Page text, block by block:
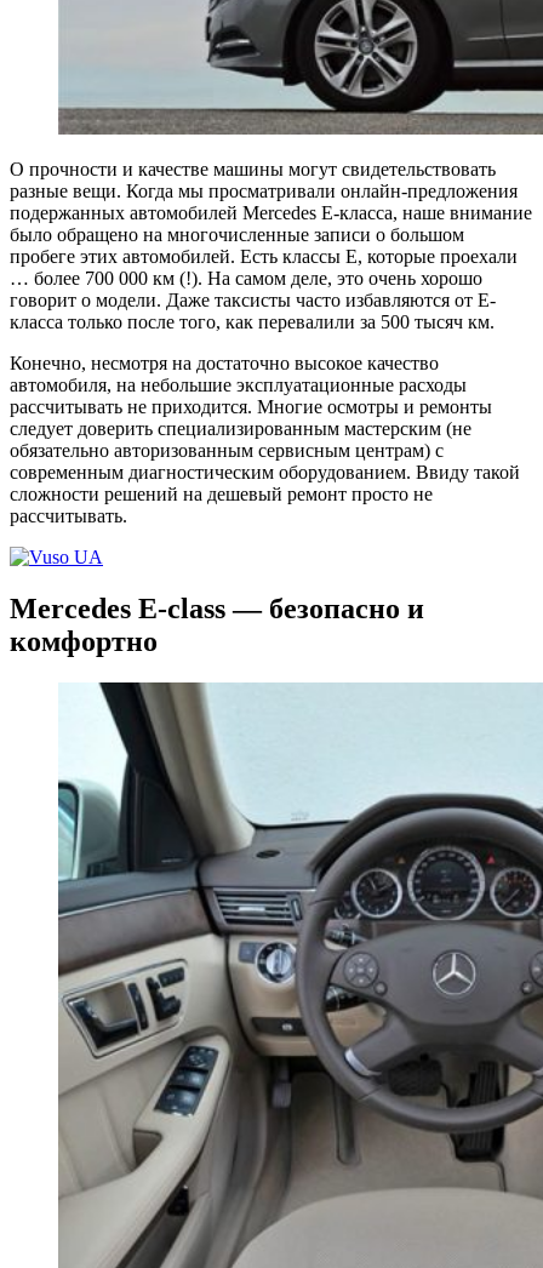
О прочности и качестве машины могут свидетельствовать
разные вещи. Когда мы просматривали онлайн-предложения
подержанных автомобилей Mercedes E-класса, наше внимание
было обращено на многочисленные записи о большом
пробеге этих автомобилей. Есть классы E, которые проехали
… более 700 000 км (!). На самом деле, это очень хорошо
говорит о модели. Даже таксисты часто избавляются от Е-
класса только после того, как перевалили за 500 тысяч км.
Конечно, несмотря на достаточно высокое качество
автомобиля, на небольшие эксплуатационные расходы
рассчитывать не приходится. Многие осмотры и ремонты
следует доверить специализированным мастерским (не
обязательно авторизованным сервисным центрам) с
современным диагностическим оборудованием. Ввиду такой
сложности решений на дешевый ремонт просто не
рассчитывать.
Mercedes E-class — безопасно и
комфортно